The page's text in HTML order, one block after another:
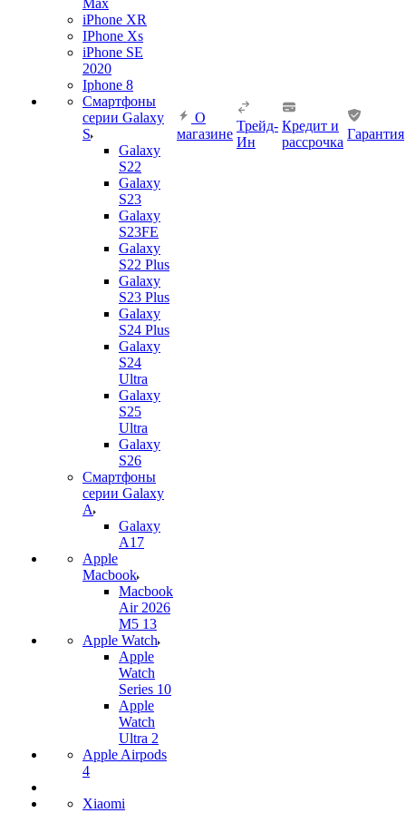
Max
iPhone XR
IPhone Xs
iPhone SE
2020
Iphone 8
Смартфоны
серии Galaxy
S
Galaxy
S22
Galaxy
S23
Galaxy
S23FE
Galaxy
S22 Plus
Galaxy
S23 Plus
Galaxy
S24 Plus
Galaxy
S24
Ultra
Galaxy
S25
Ultra
Galaxy
S26
Смартфоны
серии Galaxy
A
Galaxy
A17
Apple
Macbook
Macbook
Air 2026
M5 13
Apple Watch
Apple
Watch
Series 10
Apple
Watch
Ultra 2
Apple Airpods
4
Xiaomi
О
магазине
Трейд-
Ин
Кредит и
рассрочка
Гарантия